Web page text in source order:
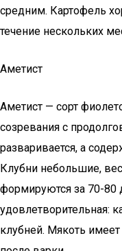
средним. Картофель
течение нескольких
Аметист
Аметист — сорт
созревания с
разваривается, а
Клубни небольшие,
формируются за 70-80
удовлетворительная:
клубней. Мякоть